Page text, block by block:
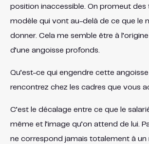
position inaccessible. On promeut des
modèle qui vont au-delà de ce que le
donner. Cela me semble être à
d’une angoisse profonds.
Qu’est-ce qui engendre cette
rencontrez chez les cadres que vous
C’est le décalage entre ce que le
même et l’image qu’on attend de lui.
ne correspond jamais totalement à un